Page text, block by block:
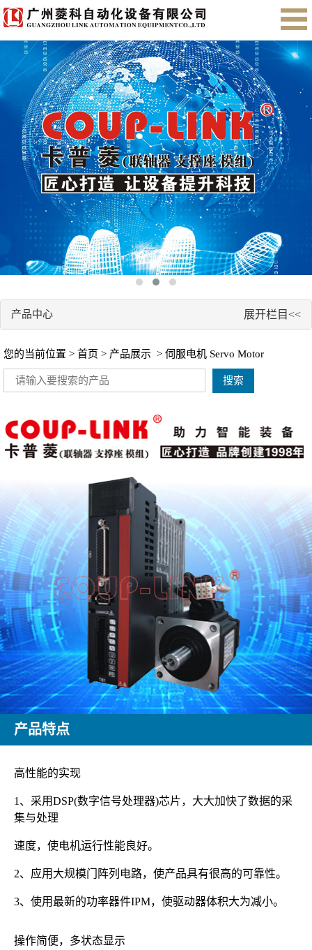
首页 关于我们 产品展示 售后服务
会员注册
English
产品中心 展开栏目<<
您的当前位置 > 首页 > 产品展示 > 伺服电机 Servo Motor
搜索
产品特点
高性能的实现
1、采用DSP(数字信号处理器)芯片，大大加快了数据的采
集与处理
速度，使电机运行性能良好。
2、应用大规模门阵列电路，使产品具有很高的可靠性。
3、使用最新的功率器件IPM，使驱动器体积大为减小。
操作简便，多状态显示